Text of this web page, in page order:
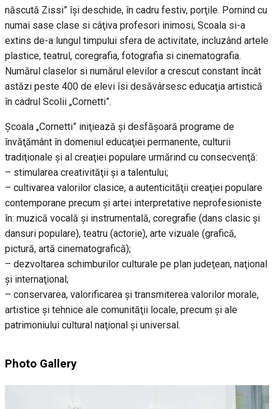
născută Zissi” îşi deschide, în cadru festiv, porţile. Pornind cu
numai sase clase si câţiva profesori inimosi, Scoala si-a
extins de-a lungul timpului sfera de activitate, incluzând artele
plastice, teatrul, coregrafia, fotografia si cinematografia.
Numărul claselor si numărul elevilor a crescut constant încât
astăzi peste 400 de elevi îsi desăvârsesc educaţia artistică
în cadrul Scolii „Cornetti”.
Şcoala „Cornetti” iniţiează şi desfăşoară programe de
învăţământ în domeniul educaţiei permanente, culturii
tradiţionale şi al creaţiei populare urmărind cu consecvenţă:
– stimularea creativităţii şi a talentului;
– cultivarea valorilor clasice, a autenticităţii creaţiei populare
contemporane precum şi artei interpretative neprofesioniste
în: muzică vocală şi instrumentală, coregrafie (dans clasic şi
dansuri populare), teatru (actorie), arte vizuale (grafică,
pictură, artă cinematografică);
– dezvoltarea schimburilor culturale pe plan judeţean, naţional
şi internaţional;
– conservarea, valorificarea şi transmiterea valorilor morale,
artistice şi tehnice ale comunităţii locale, precum şi ale
patrimoniului cultural naţional şi universal.
Photo Gallery